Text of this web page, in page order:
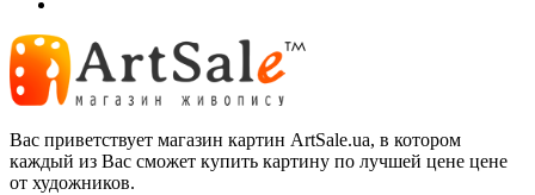
Вас приветствует магазин картин ArtSale.ua, в котором
каждый из Вас сможет купить картину по лучшей цене цене
от художников.